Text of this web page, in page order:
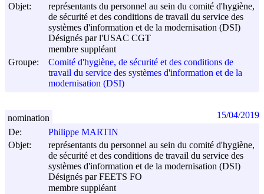
Objet:
représentants du personnel au sein du comité d'hygiène,
de sécurité et des conditions de travail du service des
systèmes d'information et de la modernisation (DSI)
Désignés par l'USAC CGT
membre suppléant
Groupe:
Comité d'hygiène, de sécurité et des conditions de
travail du service des systèmes d'information et de la
modernisation (DSI)
De:
Philippe MARTIN
Objet:
représentants du personnel au sein du comité d'hygiène,
de sécurité et des conditions de travail du service des
systèmes d'information et de la modernisation (DSI)
Désignés par FEETS FO
membre suppléant
nomination 15/04/2019